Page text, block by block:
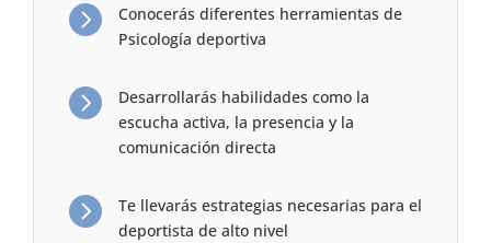

Conocerás diferentes herramientas de
Psicología deportiva

Desarrollarás habilidades como la
escucha activa, la presencia y la
comunicación directa

Te llevarás estrategias necesarias para el
deportista de alto nivel